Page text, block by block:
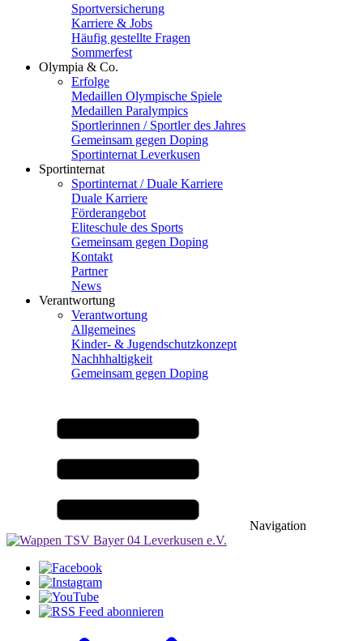
Sportversicherung
Karriere & Jobs
Häufig gestellte Fragen
Sommerfest
Olympia & Co.
Erfolge
Medaillen Olympische Spiele
Medaillen Paralympics
Sportlerinnen / Sportler des Jahres
Gemeinsam gegen Doping
Sportinternat Leverkusen
Sportinternat
Sportinternat / Duale Karriere
Duale Karriere
Förderangebot
Eliteschule des Sports
Gemeinsam gegen Doping
Kontakt
Partner
News
Verantwortung
Verantwortung
Allgemeines
Kinder- & Jugendschutzkonzept
Nachhhaltigkeit
Gemeinsam gegen Doping
Navigation